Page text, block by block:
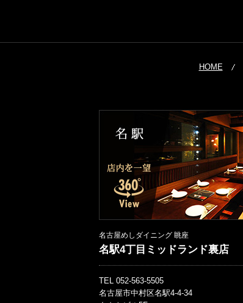
HOME
名古屋めしダイニング 眺座
名駅4丁目ミッドランド裏店
TEL 052-563-5505
名古屋市中村区名駅4-4-34